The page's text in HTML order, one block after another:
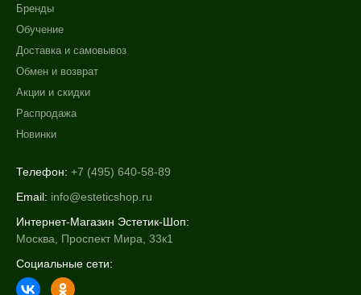
Бренды
Обучение
Доставка и самовывоз
Обмен и возврат
Акции и скидки
Распродажа
Новинки
Телефон: +7 (495) 640-58-89
Email: info@esteticshop.ru
Интернет-Магазин Эстетик-Шоп:
Москва, Проспект Мира, 33к1
Социальные сети: